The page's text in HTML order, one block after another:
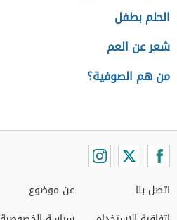
الحلم بطفل
شعر عن العم
من هم الصوفية؟
اتصل بنا
عن موضوع